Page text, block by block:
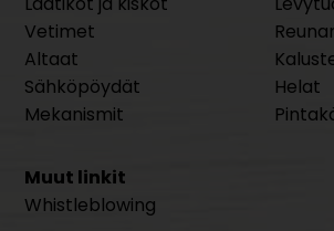
Vetimet
Altaat
Sähköpöydät
Mekanismit
Helat
Muut linkit
Whistleblowing